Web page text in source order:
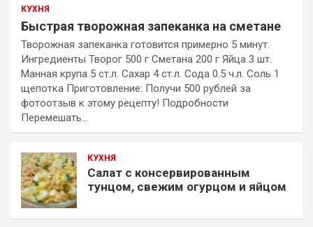
КУХНЯ
Быстрая творожная запеканка на сметане
Творожная запеканка готовится примерно 5 минут.
Ингредиенты Творог 500 г Сметана 200 г Яйца 3 шт.
Манная крупа 5 ст.л. Сахар 4 ст.л. Сода 0.5 ч.л. Соль 1
щепотка Приготовление: Получи 500 рублей за
фотоотзыв к этому рецепту! Подробности
Перемешать…
КУХНЯ
Салат с консервированным
тунцом, свежим огурцом и яйцом